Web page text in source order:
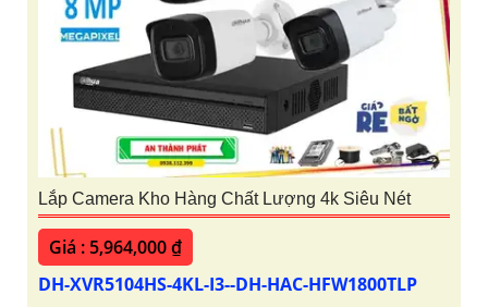
Lắp Camera Kho Hàng Chất Lượng 4k Siêu Nét
Giá : 5,964,000 ₫
DH-XVR5104HS-4KL-I3--DH-HAC-HFW1800TLP